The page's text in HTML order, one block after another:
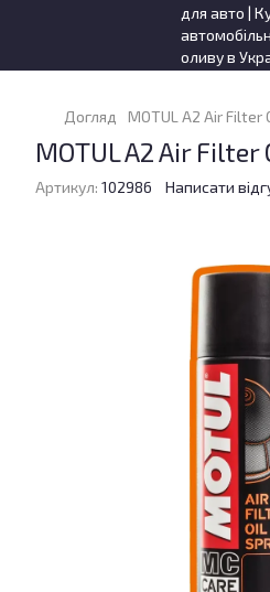
Догляд MOTUL A2 Air Filter
MOTUL A2 Air Filter
Артикул: 102986 Написати